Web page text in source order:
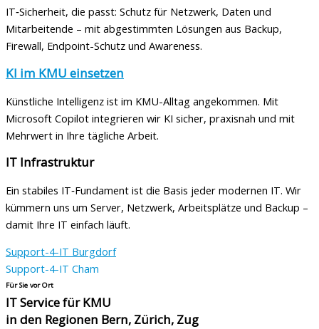
IT‑Sicherheit, die passt: Schutz für Netzwerk, Daten und
Mitarbeitende – mit abgestimmten Lösungen aus Backup,
Firewall, Endpoint-Schutz und Awareness.
KI im KMU einsetzen
Künstliche Intelligenz ist im KMU-Alltag angekommen. Mit
Microsoft Copilot integrieren wir KI sicher, praxisnah und mit
Mehrwert in Ihre tägliche Arbeit.
IT Infrastruktur
Ein stabiles IT‑Fundament ist die Basis jeder modernen IT. Wir
kümmern uns um Server, Netzwerk, Arbeitsplätze und Backup –
damit Ihre IT einfach läuft.
Support-4-IT Burgdorf
Support-4-IT Cham
Für Sie vor Ort
IT Service für KMU
in den Regionen Bern, Zürich, Zug